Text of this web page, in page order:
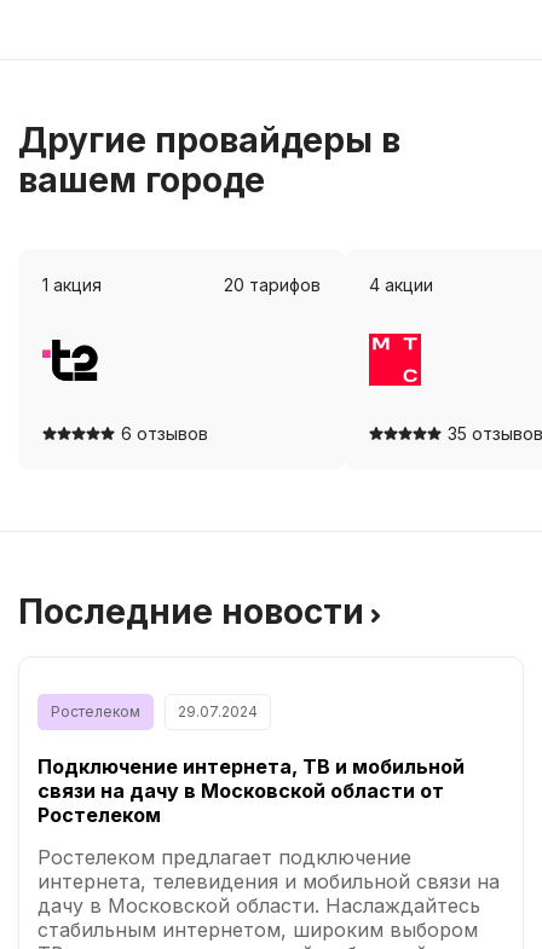
Другие провайдеры в
вашем городе
1 акция 20 тарифов
6 отзывов
4 акции
35 отзывов
Последние новости
Ростелеком 29.07.2024
Подключение интернета, ТВ и мобильной
связи на дачу в Московской области от
Ростелеком
Ростелеком предлагает подключение
интернета, телевидения и мобильной связи на
дачу в Московской области. Наслаждайтесь
стабильным интернетом, широким выбором